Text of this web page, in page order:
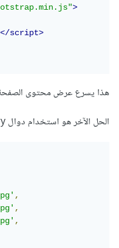
>
script>
هذا يسرع عرض محتوى
الحل الآخر هو استخدام دوال jQuery لتأخير تنفيذ شيفرة جافاسكربت
,
,
,